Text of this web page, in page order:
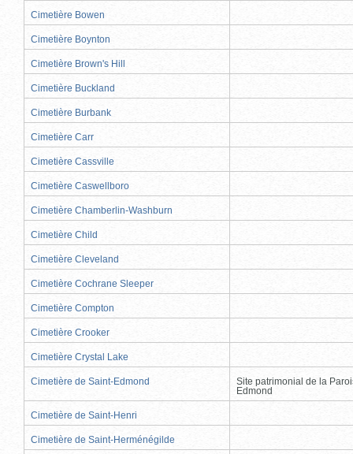
Cimetière Bowen
Cimetière Boynton
Cimetière Brown's Hill
Cimetière Buckland
Cimetière Burbank
Cimetière Carr
Cimetière Cassville
Cimetière Caswellboro
Cimetière Chamberlin-Washburn
Cimetière Child
Cimetière Cleveland
Cimetière Cochrane Sleeper
Cimetière Compton
Cimetière Crooker
Cimetière Crystal Lake
Cimetière de Saint-Edmond
Site patrimonial de la
Edmond
Cimetière de Saint-Henri
Cimetière de Saint-Herménégilde